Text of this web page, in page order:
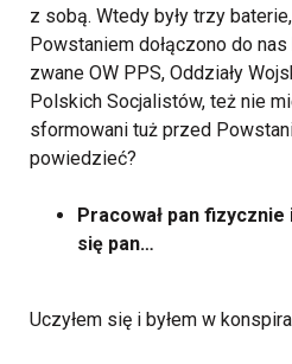
z sobą. Wtedy były trzy
Powstaniem dołączono do
zwane OW PPS, Oddziały
Polskich Socjalistów, też nie
sformowani tuż przed
powiedzieć?
Pracował pan
się pan…
Uczyłem się i byłem w